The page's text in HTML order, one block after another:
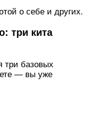
о себе и других.
три кита
три базовых
— вы уже